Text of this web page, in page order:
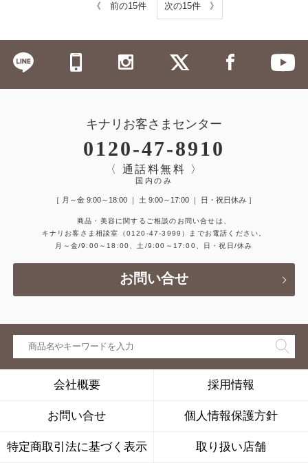
《 前の15件 次の15件 》
キナリお客さまセンター
0120-47-8910
〈 通話料無料 〉
国内のみ
［ 月～金 9:00～18:00 ｜ 土 9:00～17:00 ｜ 日・祝日休み ］
商品・美容に関するご相談のお問い合せは、
キナリお客さま相談室
（0120-47-3999）
までお電話ください。
月～金/9:00～18:00、土/9:00～17:00、日・祝日/休み
お問い合せ
会社概要 採用情報
お問い合せ 個人情報保護方針
特定商取引法に基づく表示 取り扱い店舗